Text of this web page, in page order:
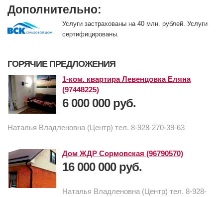
Дополнительно:
Услуги застрахованы на 40 млн. рублей. Услуги
сертифицированы.
ГОРЯЧИЕ ПРЕДЛОЖЕНИЯ
1-ком. квартира Левенцовка Еляна
(97448225)
6 000 000 руб.
Наталья Владленовна (Центр) тел. 8-928-270-39-63
Дом ЖДР Сормовская (96790570)
16 000 000 руб.
Наталья Владленовна (Центр) тел. 8-928-